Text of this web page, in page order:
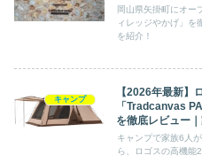
岡山県矢掛町にオー
ィレッジやかげ」を
を紹介！
キャンプ
【2026年最新】
「Tradcanvas
を徹底レビュー
キャンプで家族6人
ら、ロゴスの高機能